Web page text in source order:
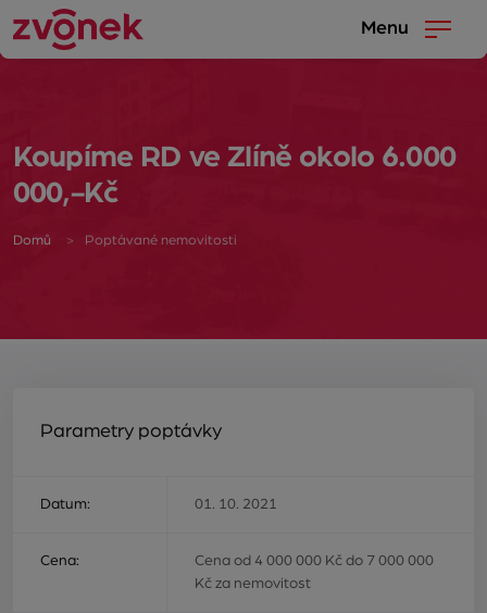
Menu
Koupíme RD ve Zlíně okolo 6.000
000,-Kč
Domů Poptávané nemovitosti
Parametry poptávky
Datum: 01. 10. 2021
Cena:
Cena od 4 000 000 Kč do 7 000 000
Kč za nemovitost